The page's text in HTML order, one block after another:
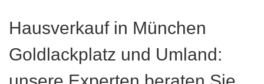
Hausverkauf in München
Goldlackplatz und Umland: